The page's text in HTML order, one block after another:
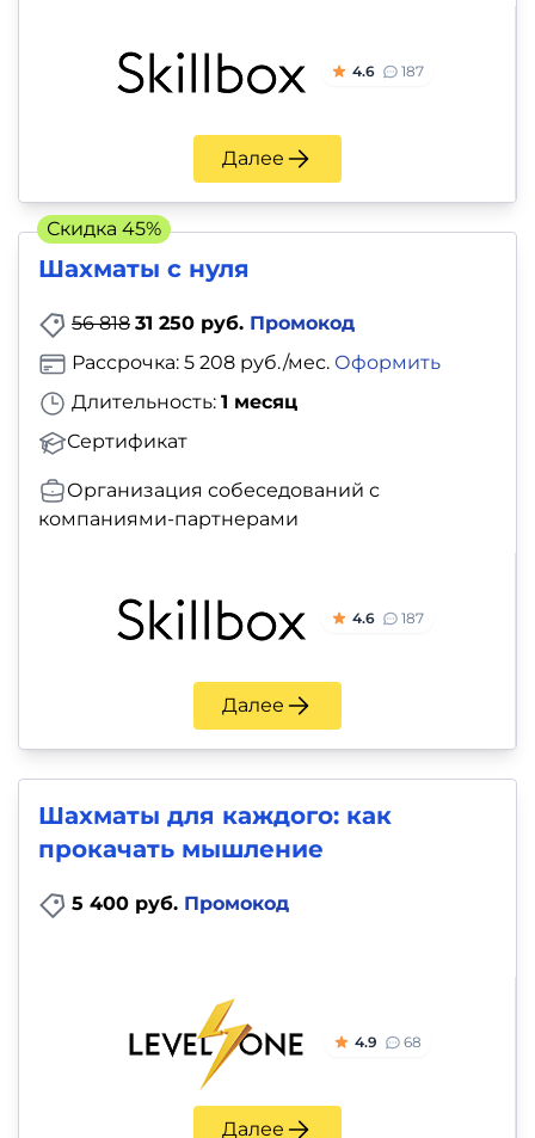
4.6 187
Далее
Шахматы с нуля
56 818 31 250 руб. Промокод
Длительность: 1 месяц
Сертификат
Рассрочка: 5 208 руб./мес. Оформить
Организация собеседований с
компаниями-партнерами
4.6 187
Далее
Скидка 45%
Шахматы для каждого: как
прокачать мышление
5 400 руб. Промокод
4.9 68
Далее